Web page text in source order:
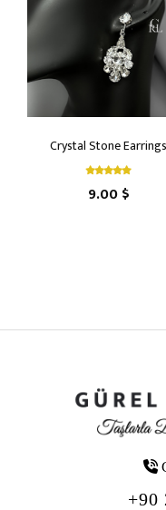
Crystal Stone Earrings
9.00 $
+90